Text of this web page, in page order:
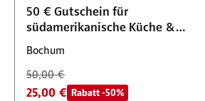
Verfügbar: 85 Stück
50 € Gutschein für
südamerikanische Küche &
Cocktails
Bochum
50,00 €
25,00 € Rabatt -50%